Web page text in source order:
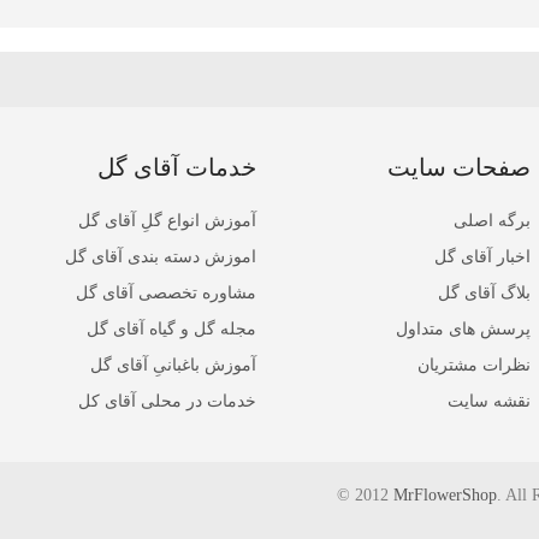
خدمات آقای گل
آموزش انواع گلِ آقای گل
اموزش دسته بندی آقای گل
مشاوره تخصصی آقای گل
مجله گل و گیاه آقای گل
آموزش باغبانیِ آقای گل
خدمات در محلی آقای کل
صفحات سایت
برگه اصلی
اخبار آقای گل
بلاگ آقای گل
پرسش های متداول
نظرات مشتریان
نقشه سایت
© 2012 MrFlowerShop. All